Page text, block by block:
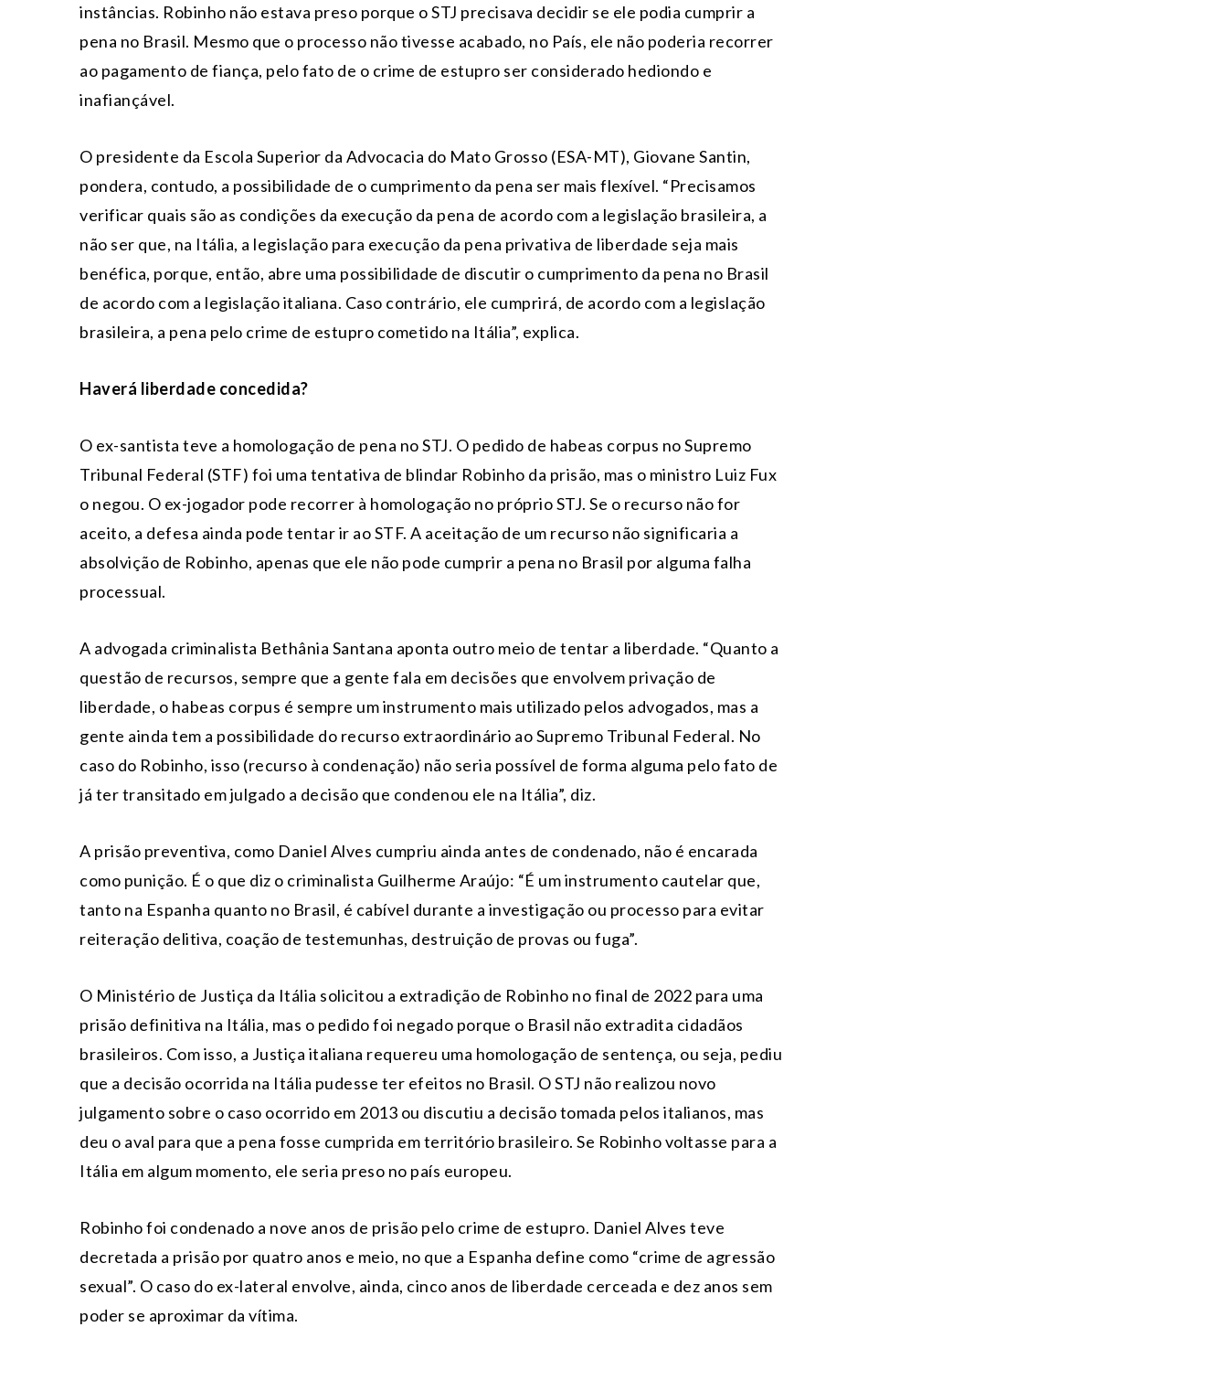
instâncias. Robinho não estava preso porque o STJ precisava decidir se ele podia cumprir a
pena no Brasil. Mesmo que o processo não tivesse acabado, no País, ele não poderia recorrer
ao pagamento de fiança, pelo fato de o crime de estupro ser considerado hediondo e
inafiançável.
O presidente da Escola Superior da Advocacia do Mato Grosso (ESA-MT), Giovane Santin,
pondera, contudo, a possibilidade de o cumprimento da pena ser mais flexível. “Precisamos
verificar quais são as condições da execução da pena de acordo com a legislação brasileira, a
não ser que, na Itália, a legislação para execução da pena privativa de liberdade seja mais
benéfica, porque, então, abre uma possibilidade de discutir o cumprimento da pena no Brasil
de acordo com a legislação italiana. Caso contrário, ele cumprirá, de acordo com a legislação
brasileira, a pena pelo crime de estupro cometido na Itália”, explica.
Haverá liberdade concedida?
O ex-santista teve a homologação de pena no STJ. O pedido de habeas corpus no Supremo
Tribunal Federal (STF) foi uma tentativa de blindar Robinho da prisão, mas o ministro Luiz Fux
o negou. O ex-jogador pode recorrer à homologação no próprio STJ. Se o recurso não for
aceito, a defesa ainda pode tentar ir ao STF. A aceitação de um recurso não significaria a
absolvição de Robinho, apenas que ele não pode cumprir a pena no Brasil por alguma falha
processual.
A advogada criminalista Bethânia Santana aponta outro meio de tentar a liberdade. “Quanto a
questão de recursos, sempre que a gente fala em decisões que envolvem privação de
liberdade, o habeas corpus é sempre um instrumento mais utilizado pelos advogados, mas a
gente ainda tem a possibilidade do recurso extraordinário ao Supremo Tribunal Federal. No
caso do Robinho, isso (recurso à condenação) não seria possível de forma alguma pelo fato de
já ter transitado em julgado a decisão que condenou ele na Itália”, diz.
A prisão preventiva, como Daniel Alves cumpriu ainda antes de condenado, não é encarada
como punição. É o que diz o criminalista Guilherme Araújo: “É um instrumento cautelar que,
tanto na Espanha quanto no Brasil, é cabível durante a investigação ou processo para evitar
reiteração delitiva, coação de testemunhas, destruição de provas ou fuga”.
O Ministério de Justiça da Itália solicitou a extradição de Robinho no final de 2022 para uma
prisão definitiva na Itália, mas o pedido foi negado porque o Brasil não extradita cidadãos
brasileiros. Com isso, a Justiça italiana requereu uma homologação de sentença, ou seja, pediu
que a decisão ocorrida na Itália pudesse ter efeitos no Brasil. O STJ não realizou novo
julgamento sobre o caso ocorrido em 2013 ou discutiu a decisão tomada pelos italianos, mas
deu o aval para que a pena fosse cumprida em território brasileiro. Se Robinho voltasse para a
Itália em algum momento, ele seria preso no país europeu.
Robinho foi condenado a nove anos de prisão pelo crime de estupro. Daniel Alves teve
decretada a prisão por quatro anos e meio, no que a Espanha define como “crime de agressão
sexual”. O caso do ex-lateral envolve, ainda, cinco anos de liberdade cerceada e dez anos sem
poder se aproximar da vítima.